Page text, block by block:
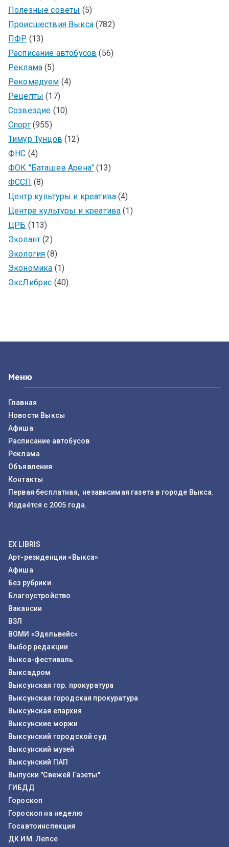
Полезные советы (5)
Происшествия Выкса(782)
ПФР (13)
Расписание автобусов (56)
Реклама (5)
Рекомедуем (4)
Рецепты (17)
Созвездие (10)
Спорт(955)
Тимур Тунцов (12)
ФНС (4)
ФОК "Баташев Арена" (13)
ФССП (8)
Центр культуры и креатива (4)
Центре культуры и креатива (1)
ЦРБ (113)
Эколант (2)
Экология (8)
Экономика (1)
ЭксЛибрис (40)
Меню
Главная
Новости Выксы
Афиша
Расписание автобусов
Реклама
Объявления
Контакты
Первая бесплатная, независимая газета в городе Выкса.
Издаётся с 2005 года.
EX LIBRIS
Арт-резиденции «Выкса»
Афиша
Без рубрики
Благоустройство
Вакансии
ВЗЛ
ВОМИ «Эдельвейс»
Выбор редакции
Выкса-фестиваль
Выксадром
Выксунская гор. прокуратура
Выксунская городская прокуратура
Выксунская епархия
Выксунские моржи
Выксунский городской суд
Выксунский музей
Выксунский ПАП
Выпуски "Свежей Газеты"
ГИБДД
Гороскоп
Гороскоп на неделю
Госавтоинспекция
ДК ИМ. Лепсе